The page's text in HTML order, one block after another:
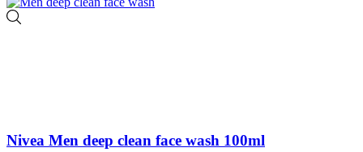
Nivea Men deep clean face wash 100ml